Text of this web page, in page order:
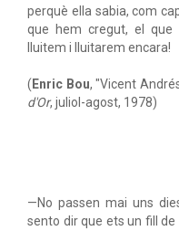
perquè ella sabia, com
que hem cregut, el que
lluitem i lluitarem encara!
( Enric Bou, "Vicent
d'Or, juliol-agost, 1978)
—No passen mai uns
sento dir que ets un fill